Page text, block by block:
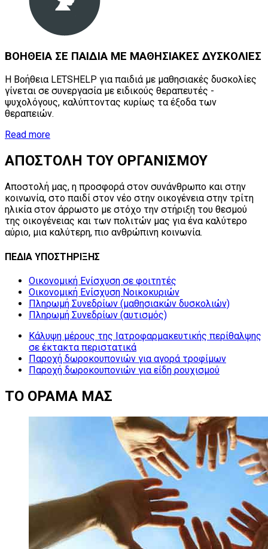
ΒΟΗΘΕΙΑ ΣΕ ΠΑΙΔΙΑ ΜΕ ΜΑΘΗΣΙΑΚΕΣ ΔΥΣΚΟΛΙΕΣ
Η Βοήθεια LETSHELP για παιδιά με μαθησιακές δυσκολίες
γίνεται σε συνεργασία με ειδικούς θεραπευτές -
ψυχολόγους, καλύπτοντας κυρίως τα έξοδα των
θεραπειών.
Read more
ΑΠΟΣΤΟΛΗ ΤΟΥ ΟΡΓΑΝΙΣΜΟΥ
Αποστολή μας, η προσφορά στον συνάνθρωπο και στην
κοινωνία, στο παιδί στον νέο στην οικογένεια στην τρίτη
ηλικία στον άρρωστο με στόχο την στήριξη του θεσμού
της οικογένειας και των πολιτών μας για ένα καλύτερο
αύριο, μια καλύτερη, πιο ανθρώπινη κοινωνία.
ΠΕΔΙΑ ΥΠΟΣΤΗΡΙΞΗΣ
Οικονομική Ενίσχυση σε φοιτητές
Οικονομική Ενίσχυση Νοικοκυριών
Πληρωμή Συνεδρίων (μαθησιακών δυσκολιών)
Πληρωμή Συνεδρίων (αυτισμός)
Κάλυψη μέρους της Ιατροφαρμακευτικής περίθαλψης
σε έκτακτα περιστατικά
Παροχή δωροκουπονιών για αγορά τροφίμων
Παροχή δωροκουπονιών για είδη ρουχισμού
ΤΟ ΟΡΑΜΑ ΜΑΣ